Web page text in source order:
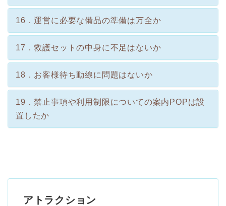
16．運営に必要な備品の準備は万全か
17．救護セットの中身に不足はないか
18．お客様待ち動線に問題はないか
19．禁止事項や利用制限についての案内POPは設
置したか
アトラクション